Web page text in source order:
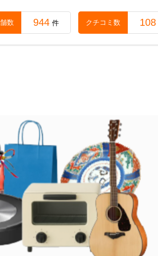
数 944 件 クチコミ数 108